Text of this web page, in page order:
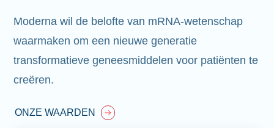
Moderna wil de belofte van mRNA-wetenschap
waarmaken om een nieuwe generatie
transformatieve geneesmiddelen voor patiënten te
creëren.
ONZE WAARDEN